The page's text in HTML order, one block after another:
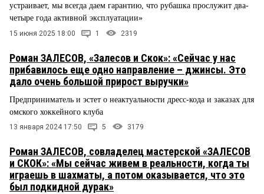
устраивает, мы всегда даем гарантию, что рубашка прослужит два-
четыре года активной эксплуатации»
15 июня 2025 18:00 1 2319
Роман ЗАЛЕСОВ, «Залесов и Скок»: «Сейчас у нас
прибавилось еще одно направление – джинсы. Это
дало очень большой прирост выручки»
Предприниматель и эстет о неактуальности дресс-кода и заказах для
омского хоккейного клуба
13 января 2024 17:50 5 3179
Роман ЗАЛЕСОВ, совладелец мастерской «ЗАЛЕСОВ
и СКОК»: «Мы сейчас живем в реальности, когда ты
играешь в шахматы, а потом оказывается, что это
был подкидной дурак»